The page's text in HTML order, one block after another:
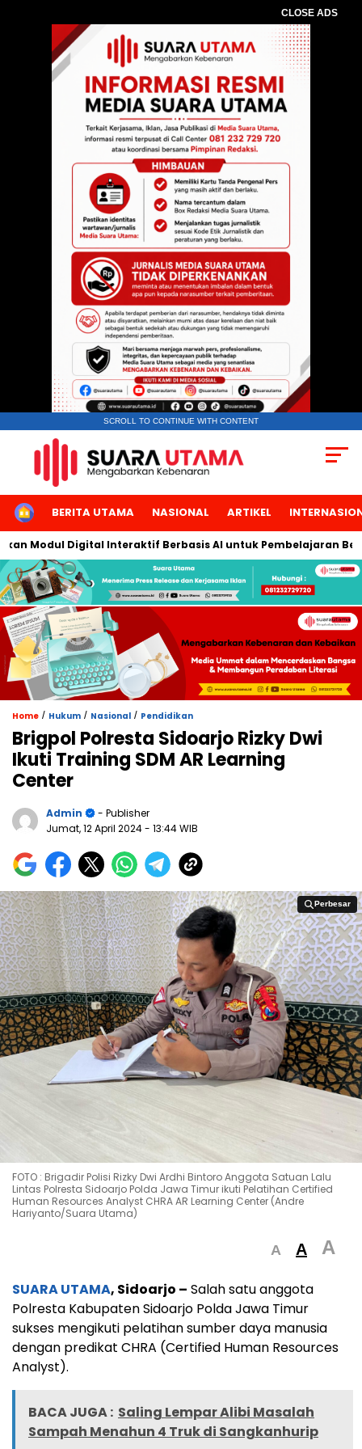
CLOSE ADS
SCROLL TO CONTINUE WITH CONTENT
HOMEBERITA UTAMA NASIONAL ARTIKEL
Digital Interaktif Berbasis AI untuk Pembelajaran Berbicara
Home / Hukum / Nasional / Pendidikan
Brigpol Polresta Sidoarjo Rizky Dwi
Ikuti Training SDM AR Learning
Center
Admin
- Publisher
Jumat, 12 April 2024- 13:44 WIB
Perbesar
Perbesar
FOTO : Brigadir Polisi Rizky Dwi Ardhi Bintoro Anggota Satuan Lalu
Lintas Polresta Sidoarjo Polda Jawa Timur ikuti Pelatihan Certified
Human Resources Analyst CHRA AR Learning Center (Andre
Hariyanto/Suara Utama)
A A A
SUARA UTAMA, Sidoarjo – Salah satu anggota
Polresta Kabupaten Sidoarjo Polda Jawa Timur
sukses mengikuti pelatihan sumber daya manusia
dengan predikat CHRA (Certified Human Resources
Analyst).
BACA JUGA : Saling Lempar Alibi Masalah
Sampah Menahun 4 Truk di Sangkanhurip